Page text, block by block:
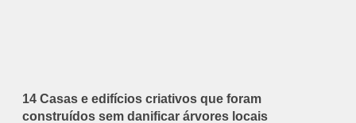
14 Casas e edifícios criativos que foram
construídos sem danificar árvores locais